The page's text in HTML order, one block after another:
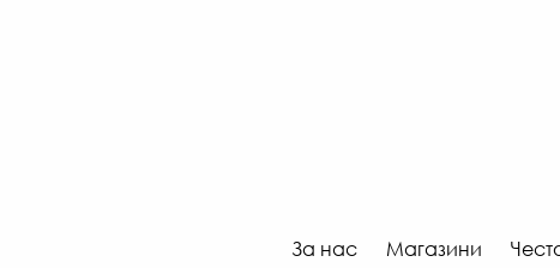
За нас Магазини